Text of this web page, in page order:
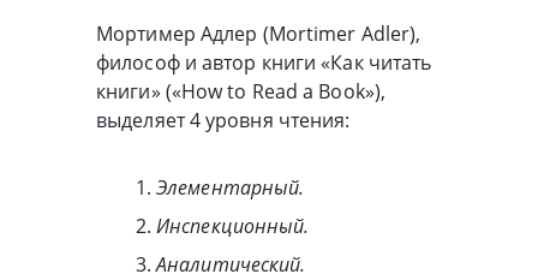
Мортимер Адлер (Mortimer Adler),
философ и автор книги «Как читать
книги» («How to Read a Book»),
выделяет 4 уровня чтения:
Элементарный.
Инспекционный.
Аналитический.